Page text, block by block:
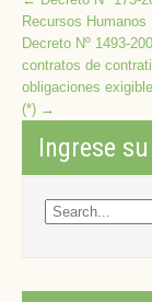
navigation
Recursos Humanos
Decreto Nº 1493-
contratos de
obligaciones
(*) →
Ingrese